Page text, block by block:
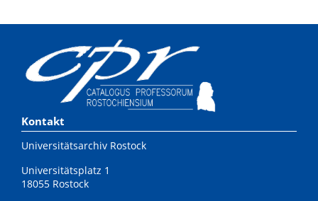
Kontakt
Universitätsarchiv Rostock
Universitätsplatz 1
18055 Rostock